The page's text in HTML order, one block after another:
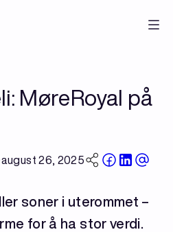
MøreRoyal på
august 26, 2025
soner i uterommet –
for å ha stor verdi.